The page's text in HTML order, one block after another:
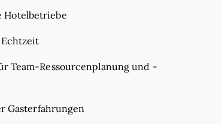
Hotelbetriebe
Team-Ressourcenplanung und -
Gasterfahrungen